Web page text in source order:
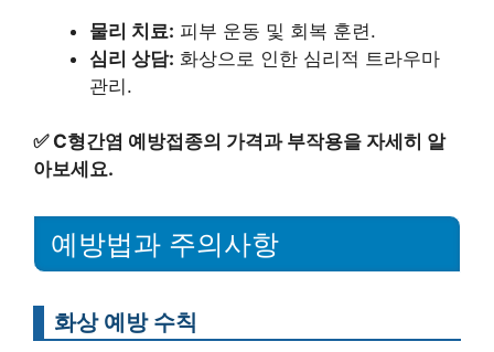
물리 치료: 피부 운동 및 회복 훈련.
심리 상담: 화상으로 인한 심리적 트라우마
관리.
✅ C형간염 예방접종의 가격과 부작용을 자세히 알
아보세요.
예방법과 주의사항
화상 예방 수칙